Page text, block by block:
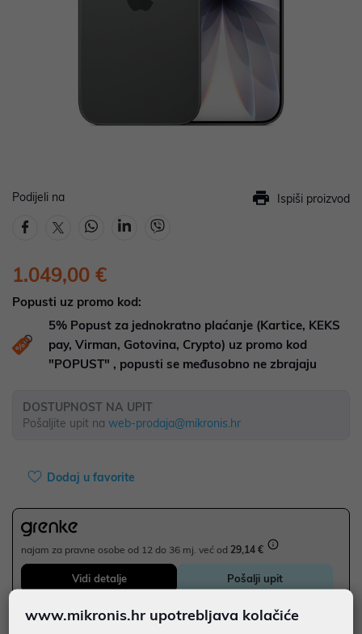
Podijeli na Ispiši proizvod
1.049,00 €
Popusti uz promo kod:
5% Popust za jednokratno plaćanje (Kartice, KEKS
pay, Virman, Gotovina, Crypto) uz promo kod
"POPUST" , popusti se međusobno ne zbrajaju
DOSTUPNOST NA UPIT
Pošaljite upit na web-prodaja@mikronis.hr
Dodaj u favorite
najam za pravne osobe od 12 do 36 mj. već od 29,14 €
Vidi detalje Pošalji upit
www.mikronis.hr upotrebljava kolačiće